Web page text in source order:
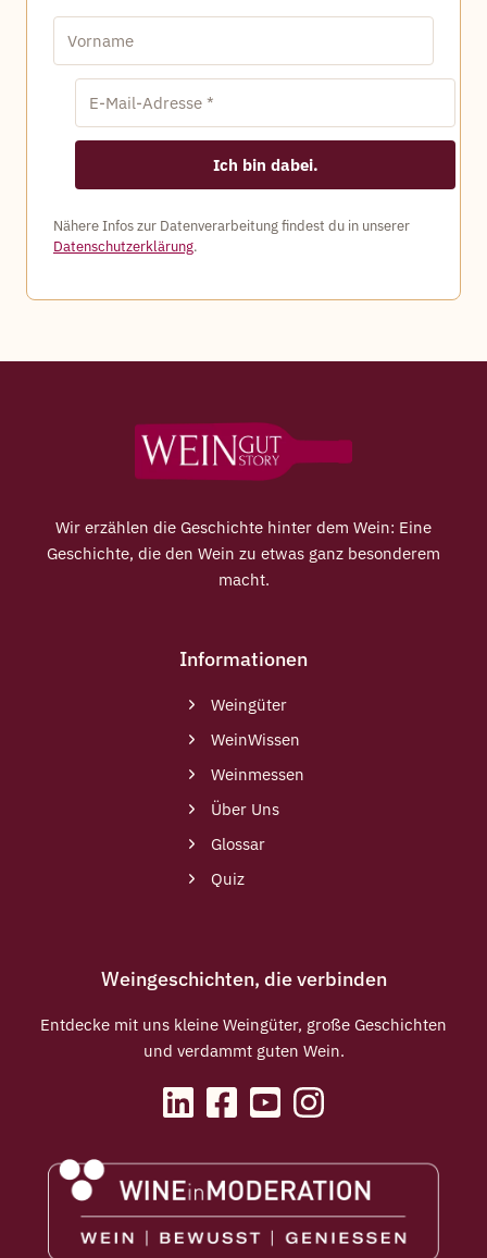
Nähere Infos zur Datenverarbeitung findest du in unserer
Datenschutzerklärung.
Wir erzählen die Geschichte hinter dem Wein: Eine
Geschichte, die den Wein zu etwas ganz besonderem
macht.
Informationen
Weingüter
WeinWissen
Weinmessen
Über Uns
Glossar
Quiz
Weingeschichten, die verbinden
Entdecke mit uns kleine Weingüter, große Geschichten
und verdammt guten Wein.